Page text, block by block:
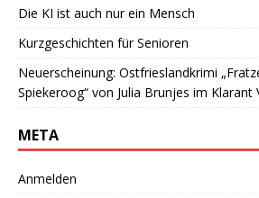
Die KI ist auch nur ein Mensch
Kurzgeschichten für Senioren
Neuerscheinung: Ostfrieslandkrimi
Spiekeroog“ von Julia Brunjes im Klarant
META
Anmelden